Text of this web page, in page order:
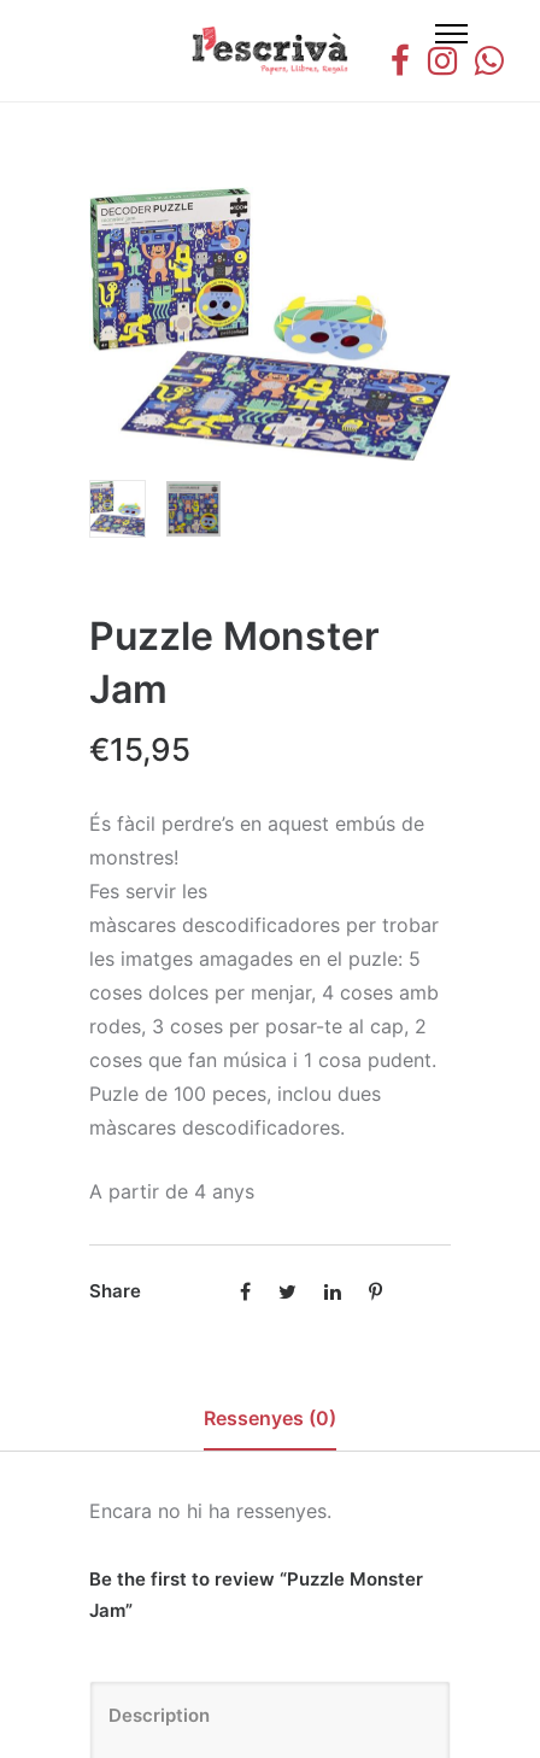
Puzzle Monster
Jam
€15,95
És fàcil perdre’s en aquest embús de
monstres!
Fes servir les
màscares descodificadores per trobar
les imatges amagades en el puzle: 5
coses dolces per menjar, 4 coses amb
rodes, 3 coses per posar-te al cap, 2
coses que fan música i 1 cosa pudent.
Puzle de 100 peces, inclou dues
màscares descodificadores.
A partir de 4 anys
Share
Ressenyes (0)
Encara no hi ha ressenyes.
Be the first to review “Puzzle Monster
Jam”